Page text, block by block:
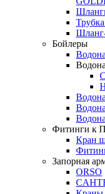
Бойлеры
Фитинги к
Кран
Запорная
ORSO